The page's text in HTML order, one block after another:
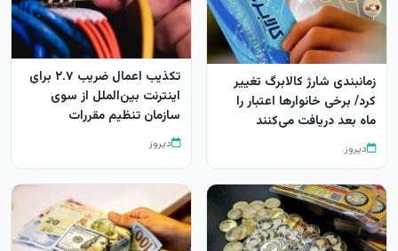
زمانبندی شارژ کالابرگ تغییر
کرد/ برخی خانوارها اعتبار را
ماه بعد دریافت می‌کنند
دیروز
تکذیب اعمال ضریب ۲.۷ برای
اینترنت بین‌الملل از سوی
سازمان تنظیم مقررات
دیروز